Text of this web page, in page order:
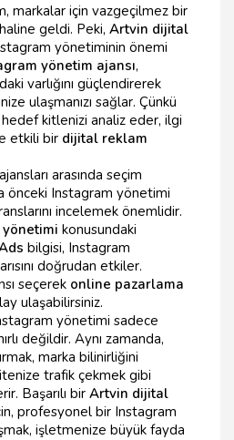
markalar için vazgeçilmez bir
geldi. Peki, Artvin dijital
yönetiminin önemi
yönetim ajansı,
varlığını güçlendirerek
ulaşmanızı sağlar. Çünkü
kitlenizi analiz eder, ilgi
etkili bir dijital reklam
ajansları arasında seçim
önceki Instagram yönetimi
incelemek önemlidir.
konusundaki
bilgisi, Instagram
doğrudan etkiler.
seçerek online pazarlama
ulaşabilirsiniz.
yönetimi sadece
değildir. Aynı zamanda,
marka bilinirliğini
trafik çekmek gibi
Başarılı bir Artvin dijital
profesyonel bir Instagram
işletmenize büyük fayda